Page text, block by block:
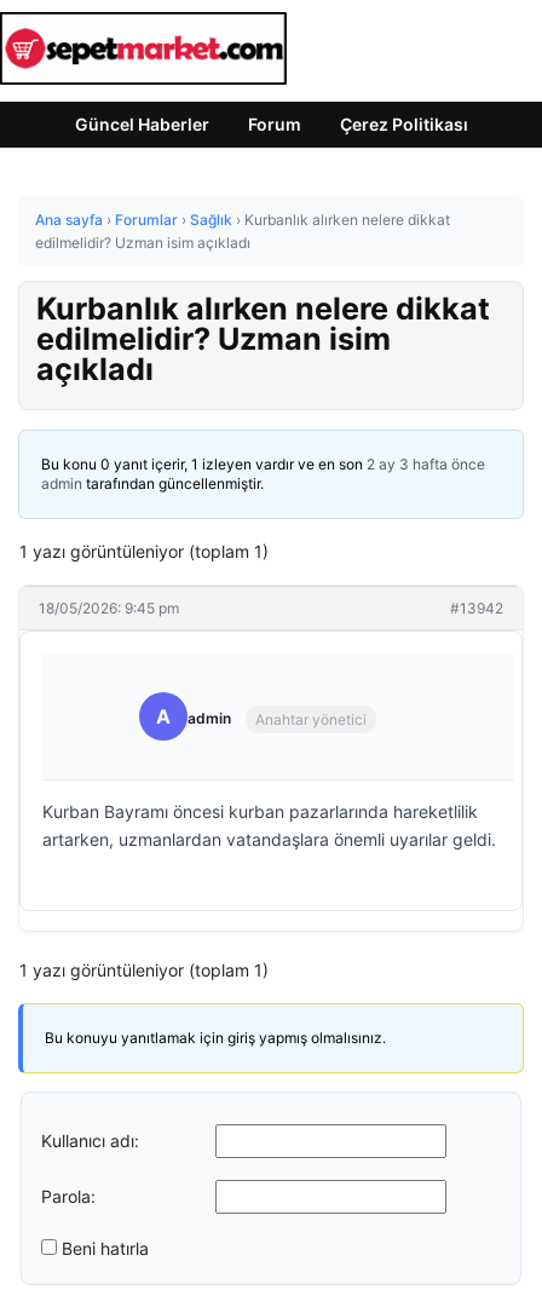
Güncel Haberler Forum Çerez Politikası
Ana sayfa › Forumlar › Sağlık › Kurbanlık alırken nelere dikkat
edilmelidir? Uzman isim açıkladı
Kurbanlık alırken nelere dikkat
edilmelidir? Uzman isim
açıkladı
Bu konu 0 yanıt içerir, 1 izleyen vardır ve en son 2 ay 3 hafta önce
admin tarafından güncellenmiştir.
1 yazı görüntüleniyor (toplam 1)
18/05/2026: 9:45 pm #13942
A admin Anahtar yönetici
Kurban Bayramı öncesi kurban pazarlarında hareketlilik
artarken, uzmanlardan vatandaşlara önemli uyarılar geldi.
1 yazı görüntüleniyor (toplam 1)
Bu konuyu yanıtlamak için giriş yapmış olmalısınız.
Kullanıcı adı:
Parola:
Beni hatırla